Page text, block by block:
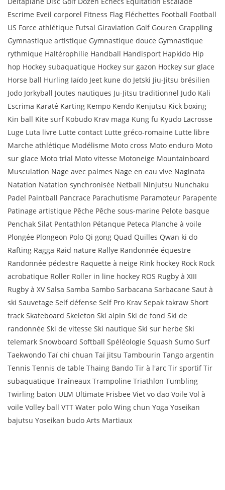
Escrime Eveil corporel Fitness Flag Fléchettes Football Football
US Force athlétique Futsal Giraviation Golf Gouren Grappling
Gymnastique artistique Gymnastique douce Gymnastique
rythmique Haltérophilie Handball Handisport Hapkido Hip
hop Hockey subaquatique Hockey sur gazon Hockey sur glace
Horse ball Hurling Iaïdo Jeet kune do Jetski Jiu-Jitsu brésilien
Jodo Jorkyball Joutes nautiques Ju-Jitsu traditionnel Judo Kali
Escrima Karaté Karting Kempo Kendo Kenjutsu Kick boxing
Kin ball Kite surf Kobudo Krav maga Kung fu Kyudo Lacrosse
Luge Luta livre Lutte contact Lutte gréco-romaine Lutte libre
Marche athlétique Modélisme Moto cross Moto enduro Moto
sur glace Moto trial Moto vitesse Motoneige Mountainboard
Musculation Nage avec palmes Nage en eau vive Naginata
Natation Natation synchronisée Netball Ninjutsu Nunchaku
Padel Paintball Pancrace Parachutisme Paramoteur Parapente
Patinage artistique Pêche Pêche sous-marine Pelote basque
Penchak Silat Pentathlon Pétanque Peteca Planche à voile
Plongée Plongeon Polo Qi gong Quad Quilles Qwan ki do
Rafting Ragga Raid nature Rallye Randonnée équestre
Randonnée pédestre Raquette à neige Rink hockey Rock Rock
acrobatique Roller Roller in line hockey ROS Rugby à XIII
Rugby à XV Salsa Samba Sambo Sarbacana Sarbacane Saut à
ski Sauvetage Self défense Self Pro Krav Sepak takraw Short
track Skateboard Skeleton Ski alpin Ski de fond Ski de
randonnée Ski de vitesse Ski nautique Ski sur herbe Ski
telemark Snowboard Softball Spéléologie Squash Sumo Surf
Taekwondo Taï chi chuan Taï jitsu Tambourin Tango argentin
Tennis Tennis de table Thaing Bando Tir à l'arc Tir sportif Tir
subaquatique Traîneaux Trampoline Triathlon Tumbling
Twirling baton ULM Ultimate Frisbee Viet vo dao Voile Vol à
voile Volley ball VTT Water polo Wing chun Yoga Yoseikan
bajutsu Yoseikan budo Arts Martiaux